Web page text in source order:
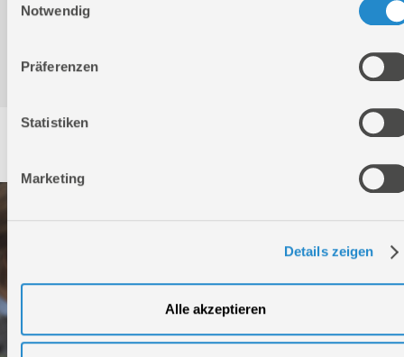
Notwendig
Präferenzen
Statistiken
Marketing
Details zeigen
Alle akzeptieren
Konformitätserklärung